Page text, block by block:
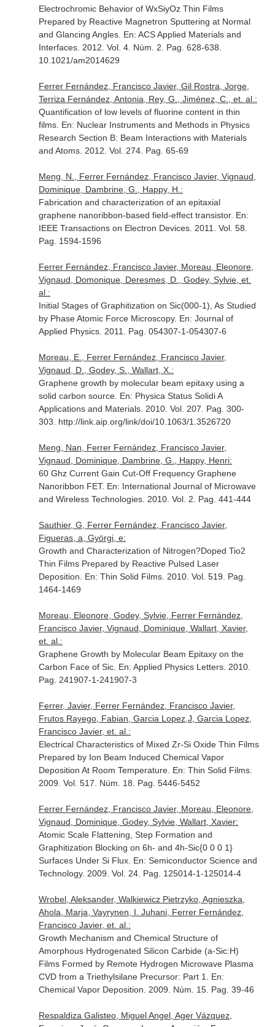
Electrochromic Behavior of WxSiyOz Thin Films
Prepared by Reactive Magnetron Sputtering at Normal
and Glancing Angles. En: ACS Applied Materials and
Interfaces. 2012. Vol. 4. Núm. 2. Pag. 628-638.
10.1021/am2014629
Ferrer Fernández, Francisco Javier, Gil Rostra, Jorge,
Terriza Fernández, Antonia, Rey, G., Jiménez, C., et. al.:
Quantification of low levels of fluorine content in thin
films. En: Nuclear Instruments and Methods in Physics
Research Section B: Beam Interactions with Materials
and Atoms. 2012. Vol. 274. Pag. 65-69
Meng, N., Ferrer Fernández, Francisco Javier, Vignaud,
Dominique, Dambrine, G., Happy, H.:
Fabrication and characterization of an epitaxial
graphene nanoribbon-based field-effect transistor. En:
IEEE Transactions on Electron Devices. 2011. Vol. 58.
Pag. 1594-1596
Ferrer Fernández, Francisco Javier, Moreau, Eleonore,
Vignaud, Domonique, Deresmes, D., Godey, Sylvie, et.
al.:
Initial Stages of Graphitization on Sic(000-1), As Studied
by Phase Atomic Force Microscopy. En: Journal of
Applied Physics. 2011. Pag. 054307-1-054307-6
Moreau, E., Ferrer Fernández, Francisco Javier,
Vignaud, D., Godey, S., Wallart, X.:
Graphene growth by molecular beam epitaxy using a
solid carbon source. En: Physica Status Solidi A
Applications and Materials. 2010. Vol. 207. Pag. 300-
303. http://link.aip.org/link/doi/10.1063/1.3526720
Meng, Nan, Ferrer Fernández, Francisco Javier,
Vignaud, Dominique, Dambrine, G., Happy, Henri:
60 Ghz Current Gain Cut-Off Frequency Graphene
Nanoribbon FET. En: International Journal of Microwave
and Wireless Technologies. 2010. Vol. 2. Pag. 441-444
Sauthier, G, Ferrer Fernández, Francisco Javier,
Figueras, a, Györgi, e:
Growth and Characterization of Nitrogen?Doped Tio2
Thin Films Prepared by Reactive Pulsed Laser
Deposition. En: Thin Solid Films. 2010. Vol. 519. Pag.
1464-1469
Moreau, Eleonore, Godey, Sylvie, Ferrer Fernández,
Francisco Javier, Vignaud, Dominique, Wallart, Xavier,
et. al.:
Graphene Growth by Molecular Beam Epitaxy on the
Carbon Face of Sic. En: Applied Physics Letters. 2010.
Pag. 241907-1-241907-3
Ferrer, Javier, Ferrer Fernández, Francisco Javier,
Frutos Rayego, Fabian, Garcia Lopez,J, Garcia Lopez,
Francisco Javier, et. al.:
Electrical Characteristics of Mixed Zr-Si Oxide Thin Films
Prepared by Ion Beam Induced Chemical Vapor
Deposition At Room Temperature. En: Thin Solid Films.
2009. Vol. 517. Núm. 18. Pag. 5446-5452
Ferrer Fernández, Francisco Javier, Moreau, Eleonore,
Vignaud, Dominique, Godey, Sylvie, Wallart, Xavier:
Atomic Scale Flattening, Step Formation and
Graphitization Blocking on 6h- and 4h-Sic{0 0 0 1}
Surfaces Under Si Flux. En: Semiconductor Science and
Technology. 2009. Vol. 24. Pag. 125014-1-125014-4
Wrobel, Aleksander, Walkiewicz Pietrzyko, Agnieszka,
Ahola, Marja, Vayrynen, I. Juhani, Ferrer Fernández,
Francisco Javier, et. al.:
Growth Mechanism and Chemical Structure of
Amorphous Hydrogenated Silicon Carbide (a-Sic:H)
Films Formed by Remote Hydrogen Microwave Plasma
CVD from a Triethylsilane Precursor: Part 1. En:
Chemical Vapor Deposition . 2009. Núm. 15. Pag. 39-46
Respaldiza Galisteo, Miguel Angel, Ager Vázquez,